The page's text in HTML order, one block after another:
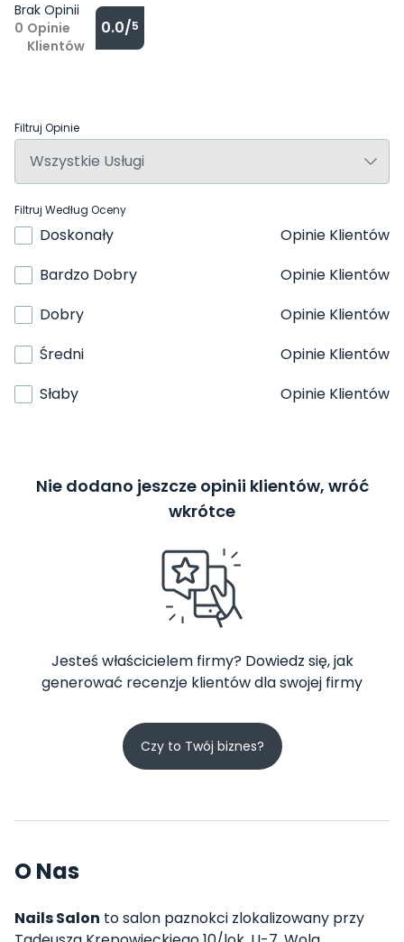
Brak Opinii
0 Opinie
Klientów
0.0/5
Filtruj Opinie
Filtruj Według Oceny
Doskonały
Opinie Klientów
Bardzo Dobry
Opinie Klientów
Dobry
Opinie Klientów
Średni
Opinie Klientów
Słaby
Opinie Klientów
Nie dodano jeszcze opinii klientów, wróć
wkrótce
Jesteś właścicielem firmy? Dowiedz się, jak
generować recenzje klientów dla swojej firmy
Czy to Twój biznes?
O Nas
Nails Salon to salon paznokci zlokalizowany przy